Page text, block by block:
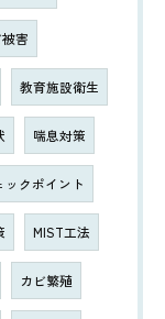
害
教育施設衛生
喘息対策
ックポイント
MIST工法
カビ繁殖